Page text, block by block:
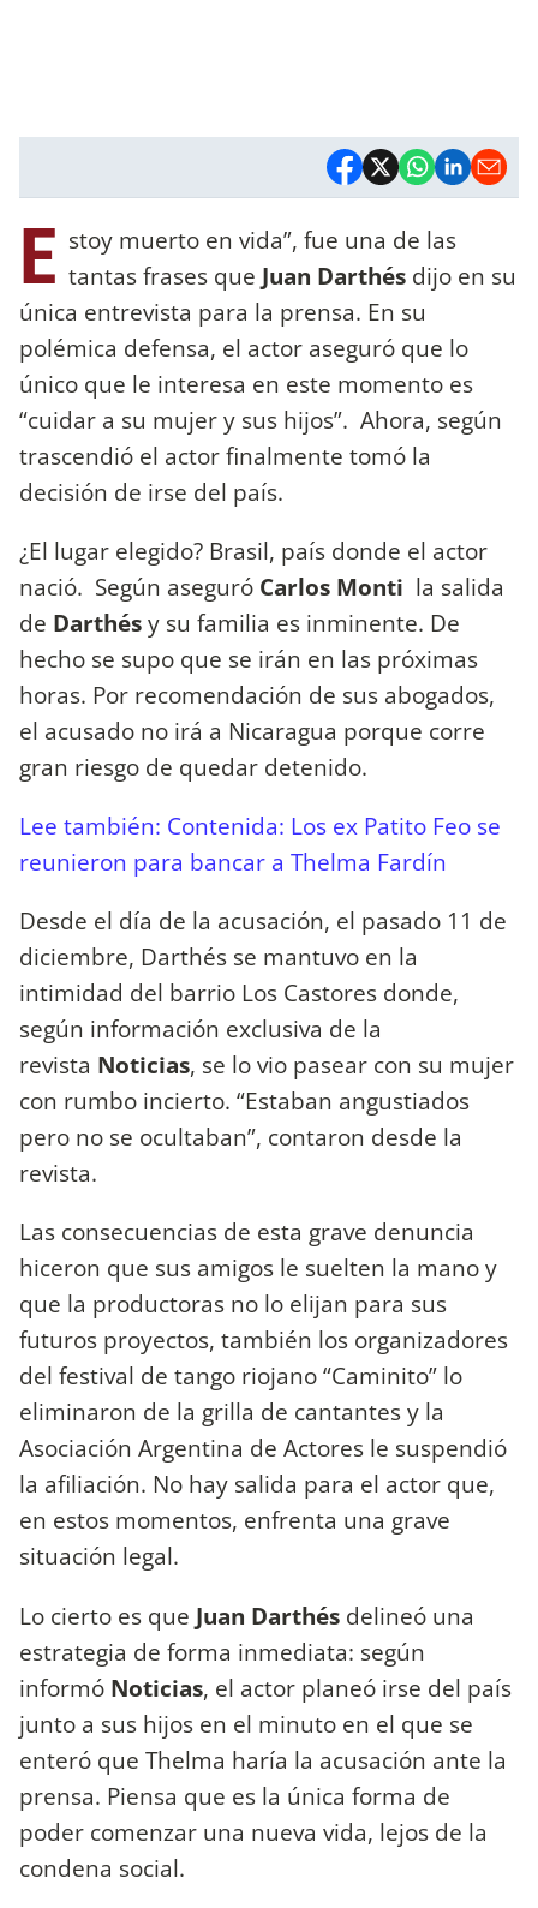
E stoy muerto en vida”, fue una de las
tantas frases que Juan Darthés dijo en su
única entrevista para la prensa. En su
polémica defensa, el actor aseguró que lo
único que le interesa en este momento es
“cuidar a su mujer y sus hijos”. Ahora, según
trascendió el actor finalmente tomó la
decisión de irse del país.
¿El lugar elegido? Brasil, país donde el actor
nació. Según aseguró Carlos Monti la salida
de Darthésy su familia es inminente. De
hecho se supo que se irán en las próximas
horas. Por recomendación de sus abogados,
el acusado no irá a Nicaragua porque corre
gran riesgo de quedar detenido.
Lee también: Contenida: Los ex Patito Feo se
reunieron para bancar a Thelma Fardín
Desde el día de la acusación, el pasado 11 de
diciembre, Darthés se mantuvo en la
intimidad del barrio Los Castores donde,
según información exclusiva de la
revista Noticias, se lo vio pasear con su mujer
con rumbo incierto. “Estaban angustiados
pero no se ocultaban”, contaron desde la
revista.
Las consecuencias de esta grave denuncia
hiceron que sus amigos le suelten la mano y
que la productoras no lo elijan para sus
futuros proyectos, también los organizadores
del festival de tango riojano “Caminito” lo
eliminaron de la grilla de cantantes y la
Asociación Argentina de Actores le suspendió
la afiliación. No hay salida para el actor que,
en estos momentos, enfrenta una grave
situación legal.
Lo cierto es que Juan Darthés delineó una
estrategia de forma inmediata: según
informó Noticias, el actor planeó irse del país
junto a sus hijos en el minuto en el que se
enteró que Thelma haría la acusación ante la
prensa. Piensa que es la única forma de
poder comenzar una nueva vida, lejos de la
condena social.